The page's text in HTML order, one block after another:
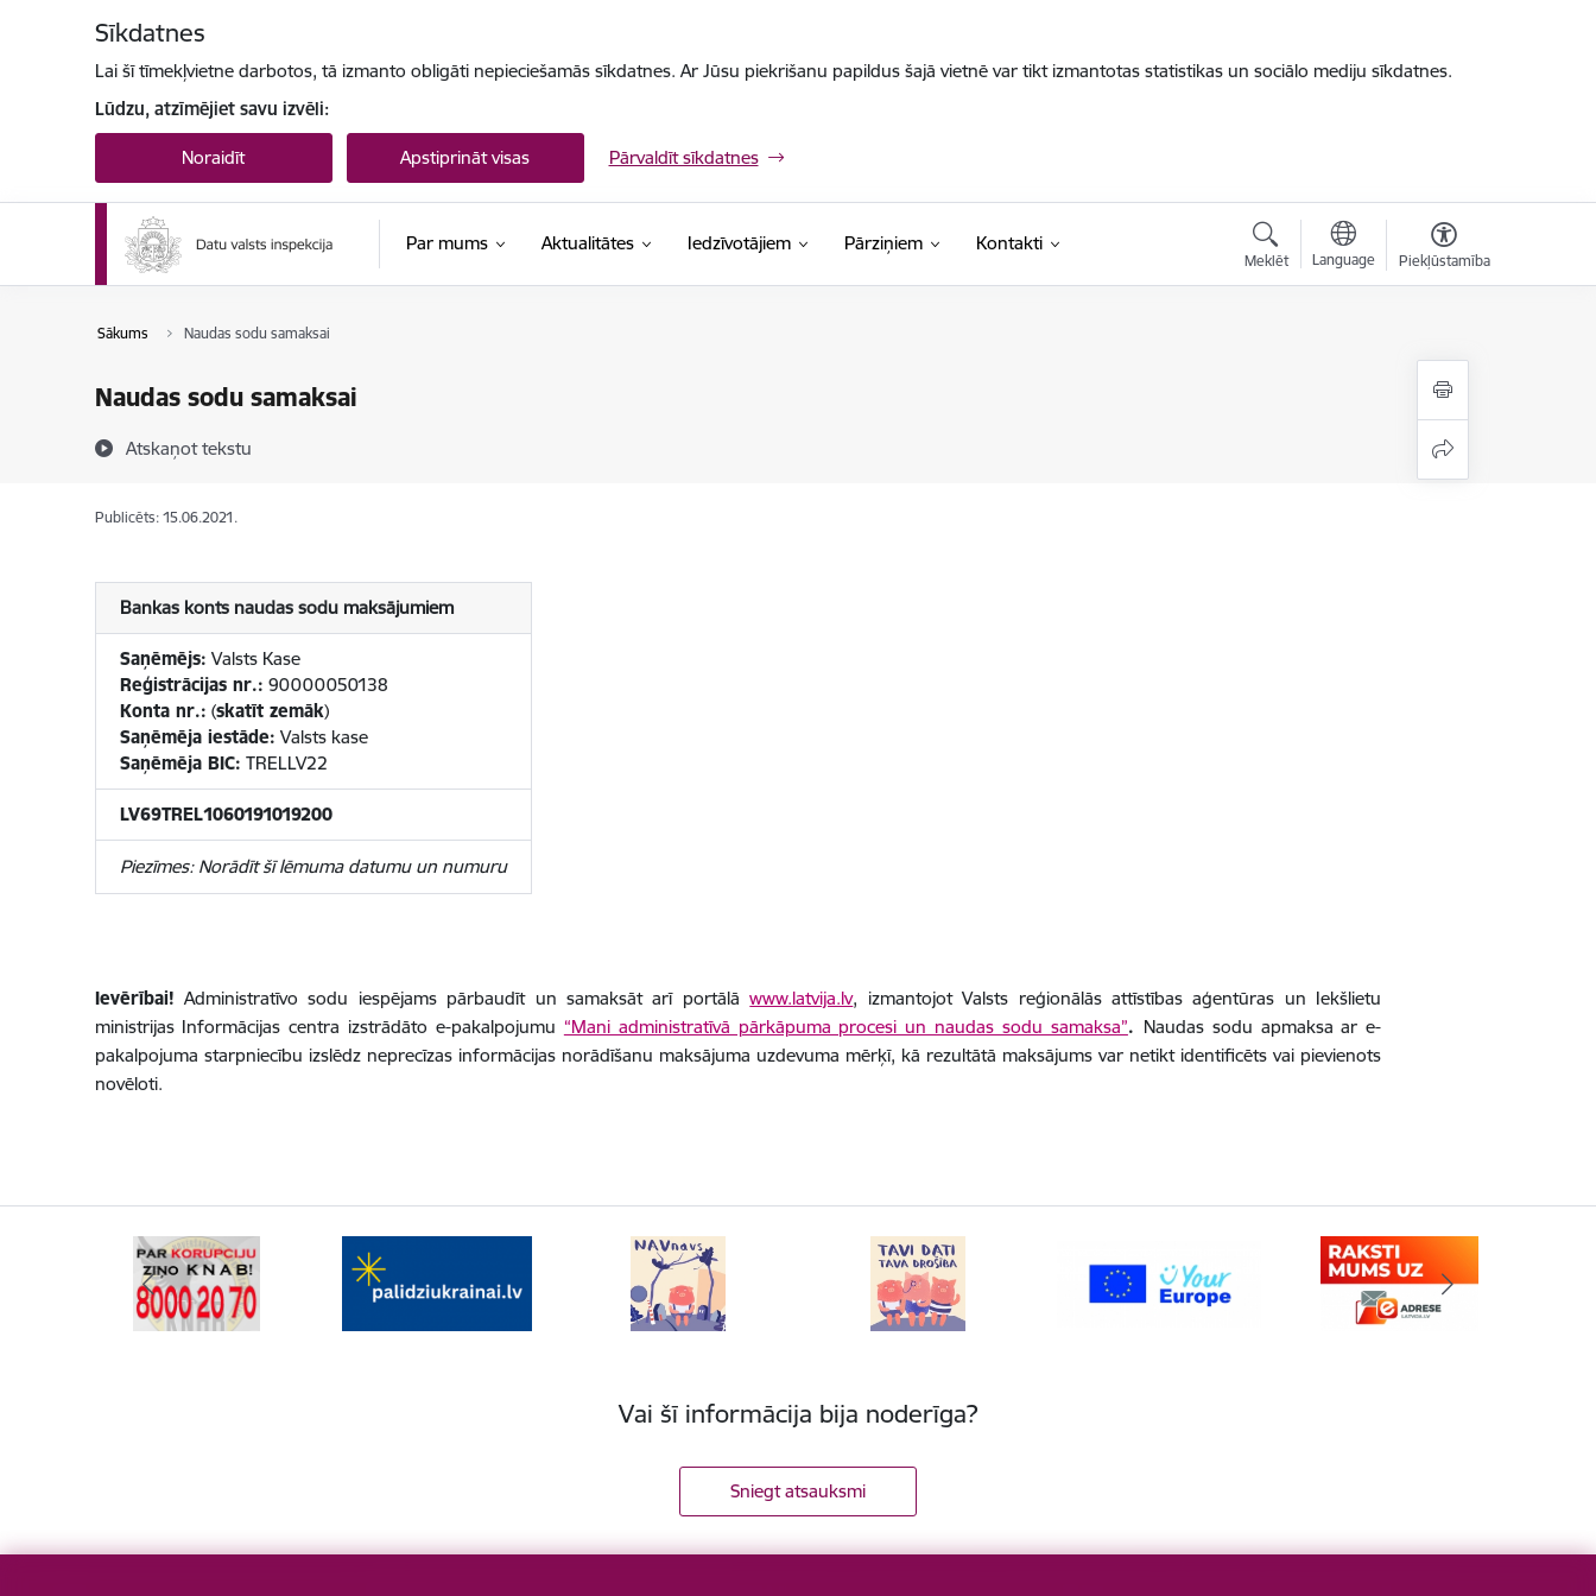
Sīkdatnes
Lai šī tīmekļvietne darbotos, tā izmanto obligāti nepieciešamās sīkdatnes. Ar Jūsu piekrišanu papildus šajā vietnē var tikt izmantotas statistikas un sociālo mediju sīkdatnes.
Lūdzu, atzīmējiet savu izvēli:
Noraidīt Apstiprināt visas Pārvaldīt sīkdatnes
Par mums Aktualitātes Iedzīvotājiem Pārziņiem Kontakti
Meklēt Language Piekļūstamība
Sākums Naudas sodu samaksai
Naudas sodu samaksai
Atskaņot tekstu
Publicēts: 15.06.2021.
Bankas konts naudas sodu maksājumiem
Saņēmējs: Valsts Kase
Reģistrācijas nr.: 90000050138
Konta nr.: (skatīt zemāk)
Saņēmēja iestāde: Valsts kase
Saņēmēja BIC: TRELLV22
LV69TREL1060191019200
Piezīmes: Norādīt šī lēmuma datumu un numuru
Ievērībai! Administratīvo sodu iespējams pārbaudīt un samaksāt arī portālāwww.latvija.lv, izmantojot Valsts reģionālās attīstības aģentūras un Iekšlietu
ministrijas Informācijas centra izstrādāto e-pakalpojumu “Mani administratīvā pārkāpuma procesi un naudas sodu samaksa”. Naudas sodu apmaksa ar e-
pakalpojuma starpniecību izslēdz neprecīzas informācijas norādīšanu maksājuma uzdevuma mērķī, kā rezultātā maksājums var netikt identificēts vai pievienots
novēloti.
Vai šī informācija bija noderīga?
Sniegt atsauksmi